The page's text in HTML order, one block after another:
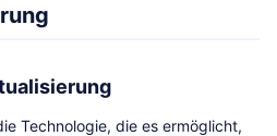
Technologie, die es ermöglicht,